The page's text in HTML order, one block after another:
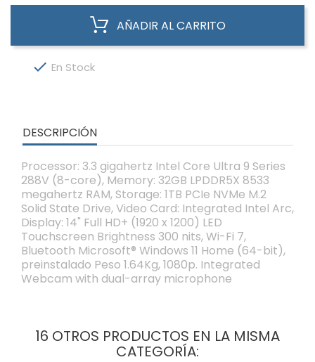
AÑADIR AL CARRITO
 En Stock
DESCRIPCIÓN
Processor: 3.3 gigahertz Intel Core Ultra 9 Series
288V (8-core), Memory: 32GB LPDDR5X 8533
megahertz RAM, Storage: 1TB PCIe NVMe M.2
Solid State Drive, Video Card: Integrated Intel Arc,
Display: 14" Full HD+ (1920 x 1200) LED
Touchscreen Brightness 300 nits, Wi-Fi 7,
Bluetooth Microsoft® Windows 11 Home (64-bit),
preinstalado Peso 1.64Kg, 1080p. Integrated
Webcam with dual-array microphone
16 OTROS PRODUCTOS EN LA MISMA
CATEGORÍA: